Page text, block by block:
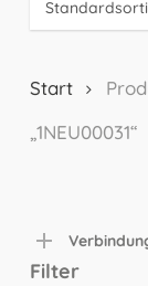
Start
„1NEU00031“
Filter